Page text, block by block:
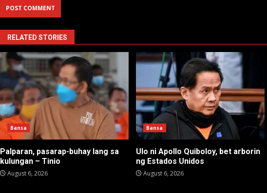
RELATED STORIES
Bansa
Palparan, pasarap-buhay lang sa
kulungan – Tinio
August 6, 2026
Bansa
Ulo ni Apollo Quiboloy, bet arborin
ng Estados Unidos
August 6, 2026